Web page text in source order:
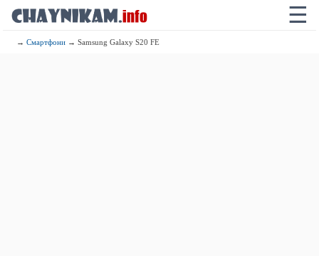
☰
→Смартфони → Samsung Galaxy S20 FE